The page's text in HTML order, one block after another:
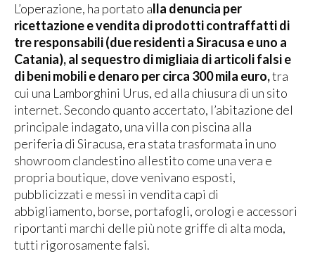
L’operazione, ha portato alla denuncia per
ricettazione e vendita di prodotti contraffatti di
tre responsabili (due residenti a Siracusa e uno a
Catania), al sequestro di migliaia di articoli falsi e
di beni mobili e denaro per circa 300 mila euro,tra
cui una Lamborghini Urus, ed alla chiusura di un sito
internet. Secondo quanto accertato, l’abitazione del
principale indagato, una villa con piscina alla
periferia di Siracusa, era stata trasformata in uno
showroom clandestino allestito come una vera e
propria boutique, dove venivano esposti,
pubblicizzati e messi in vendita capi di
abbigliamento, borse, portafogli, orologi e accessori
riportanti marchi delle più note griffe di alta moda,
tutti rigorosamente falsi.